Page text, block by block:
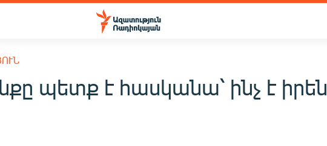
պետք է հասկանա՝ ինչ է իրեն